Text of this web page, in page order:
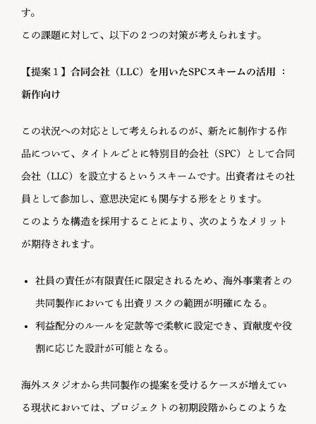
す。
この課題に対して、以下の２つの対策が考えられます。
【提案１】 合同会社（LLC）を用いたSPCスキームの活用 ：
新作向け
この状況への対応として考えられるのが、新たに制作する作
品について、タイトルごとに特別目的会社（SPC）として合同
会社（LLC）を設立するというスキームです。出資者はその社
員として参加し、意思決定にも関与する形をとります。
このような構造を採用することにより、次のようなメリット
が期待されます。
社員の責任が有限責任に限定されるため、海外事業者との
共同製作においても出資リスクの範囲が明確になる。
利益配分のルールを定款等で柔軟に設定でき、貢献度や役
割に応じた設計が可能となる。
海外スタジオから共同製作の提案を受けるケースが増えてい
る現状においては、プロジェクトの初期段階からこのような